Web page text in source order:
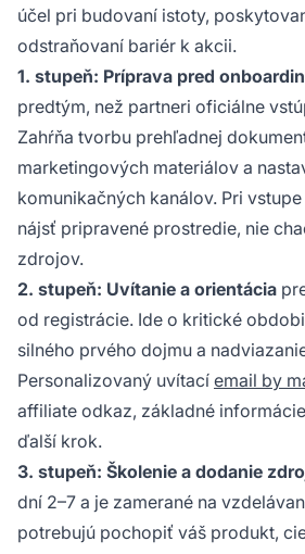
účel pri budovaní istoty,
odstraňovaní bariér k akcii.
1. stupeň: Príprava pred
predtým, než partneri oficiálne
Zahŕňa tvorbu prehľadnej
marketingových materiálov a
komunikačných kanálov. Pri
nájsť pripravené prostredie, nie
zdrojov.
2. stupeň: Uvítanie a orientácia
od registrácie. Ide o kritické
silného prvého dojmu a
Personalizovaný uvítací email by
affiliate odkaz, základné
ďalší krok.
3. stupeň: Školenie a dodanie
dní 2–7 a je zamerané na
potrebujú pochopiť váš produkt,